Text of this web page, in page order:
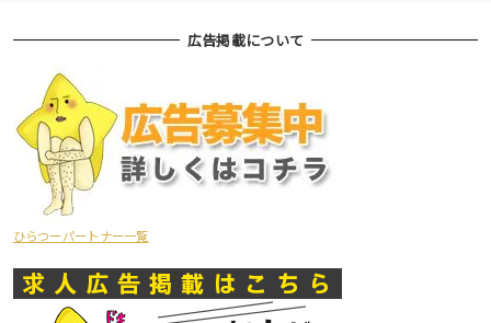
広告掲載について
ひらつーパートナー一覧